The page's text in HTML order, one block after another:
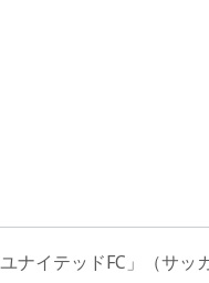
イテッドFC」（サッ